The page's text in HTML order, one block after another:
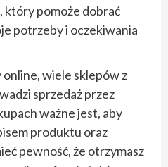
który pomoże dobrać
potrzeby i oczekiwania
wiele sklepów z
sprzedaż przez
ważne jest, aby
produktu oraz
pewność, że otrzymasz